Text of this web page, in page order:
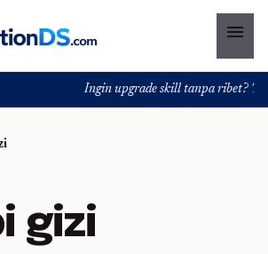
menu
Ingin upgrade skill tanpa ribet?
gizi